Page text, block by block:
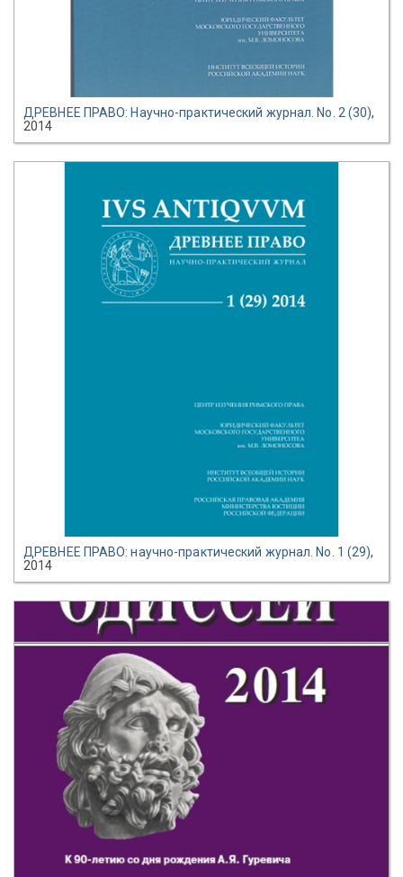
ДРЕВНЕЕ ПРАВО: Научно-практический журнал. No. 2 (30),
2014
ДРЕВНЕЕ ПРАВО: научно-практический журнал. No. 1 (29),
2014